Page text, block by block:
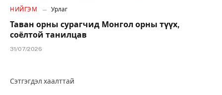
НИЙГЭМ Урлаг
Таван орны сурагчид Монгол орны түүх,
соёлтой танилцав
31/07/2026
Сэтгэгдэл хаалттай